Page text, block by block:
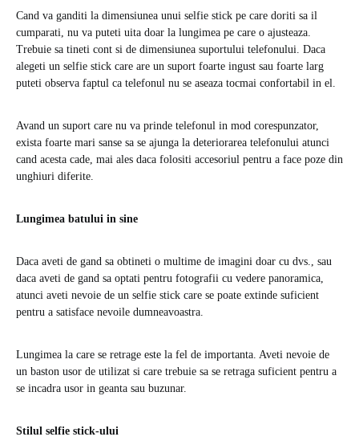
Cand va ganditi la dimensiunea unui selfie stick pe care doriti sa il
cumparati, nu va puteti uita doar la lungimea pe care o ajusteaza.
Trebuie sa tineti cont si de dimensiunea suportului telefonului. Daca
alegeti un selfie stick care are un suport foarte ingust sau foarte larg
puteti observa faptul ca telefonul nu se aseaza tocmai confortabil in el.
Avand un suport care nu va prinde telefonul in mod corespunzator,
exista foarte mari sanse sa se ajunga la deteriorarea telefonului atunci
cand acesta cade, mai ales daca folositi accesoriul pentru a face poze din
unghiuri diferite.
Lungimea batului in sine
Daca aveti de gand sa obtineti o multime de imagini doar cu dvs., sau
daca aveti de gand sa optati pentru fotografii cu vedere panoramica,
atunci aveti nevoie de un selfie stick care se poate extinde suficient
pentru a satisface nevoile dumneavoastra.
Lungimea la care se retrage este la fel de importanta. Aveti nevoie de
un baston usor de utilizat si care trebuie sa se retraga suficient pentru a
se incadra usor in geanta sau buzunar.
Stilul selfie stick-ului